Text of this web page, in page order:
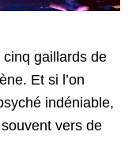
gaillards de
Et si l’on
indéniable,
vers de